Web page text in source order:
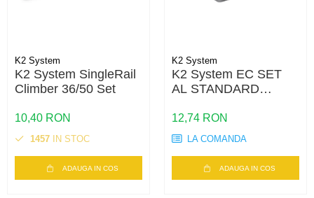
K2 System
K2 System SingleRail
Climber 36/50 Set
10,40 RON
1457 IN STOC
ADAUGA IN COS
K2 System
K2 System EC SET
AL STANDARD
12,74 RON
LA COMANDA
ADAUGA IN COS